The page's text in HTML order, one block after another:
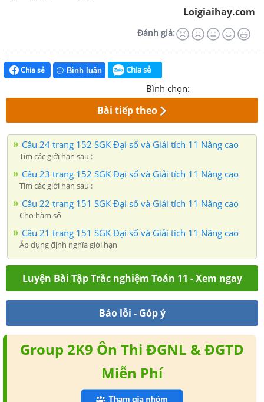
Loigiaihay.com
Đánh giá:
Chia sẻ Bình luận Chia sẻ
Bình chọn:
Bài tiếp theo
Câu 24 trang 152 SGK Đại số và Giải tích 11 Nâng cao
Tìm các giới hạn sau :
Câu 23 trang 152 SGK Đại số và Giải tích 11 Nâng cao
Tìm các giới hạn sau :
Câu 22 trang 151 SGK Đại số và Giải tích 11 Nâng cao
Cho hàm số
Câu 21 trang 151 SGK Đại số và Giải tích 11 Nâng cao
Áp dụng định nghĩa giới hạn
Luyện Bài Tập Trắc nghiệm Toán 11 - Xem ngay
Báo lỗi - Góp ý
Group 2K9 Ôn Thi ĐGNL & ĐGTD
Miễn Phí